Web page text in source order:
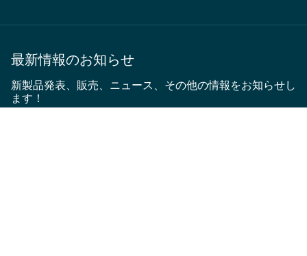
最新情報のお知らせ
新製品発表、販売、ニュース、その他の情報をお知らせし
ます！